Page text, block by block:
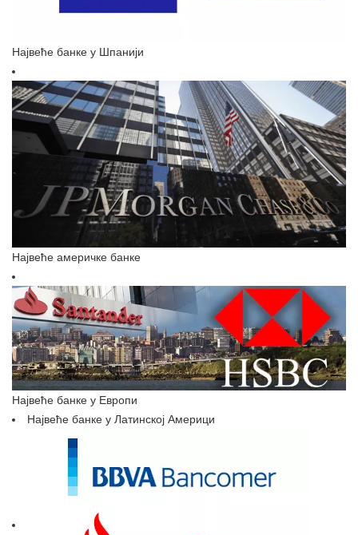
Највеће банке у Шпанији
Највеће америчке банке
Највеће банке у Европи
Највеће банке у Латинској Америци